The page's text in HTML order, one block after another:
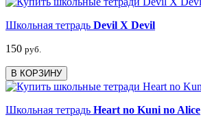
Школьная тетрадь Devil X Devil
150 руб.
В КОРЗИНУ
Школьная тетрадь Heart no Kuni no Alice